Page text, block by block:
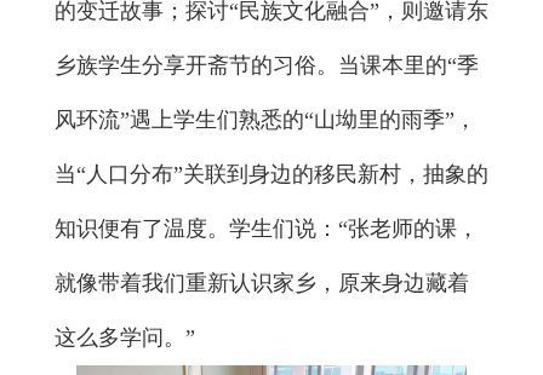
的变迁故事；探讨“民族文化融合”，则邀请东
乡族学生分享开斋节的习俗。当课本里的“季
风环流”遇上学生们熟悉的“山坳里的雨季”，
当“人口分布”关联到身边的移民新村，抽象的
知识便有了温度。学生们说：“张老师的课，
就像带着我们重新认识家乡，原来身边藏着
这么多学问。”